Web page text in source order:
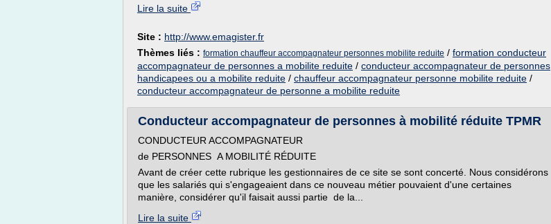
Lire la suite
Site : http://www.emagister.fr
Thèmes liés : formation chauffeur accompagnateur personnes mobilite reduite / formation conducteur
accompagnateur de personnes a mobilite reduite / conducteur accompagnateur de personnes
handicapees ou a mobilite reduite / chauffeur accompagnateur personne mobilite reduite /
conducteur accompagnateur de personne a mobilite reduite
Conducteur accompagnateur de personnes à mobilité réduite TPMR
CONDUCTEUR ACCOMPAGNATEUR
de PERSONNES A MOBILITÉ RÉDUITE
Avant de créer cette rubrique les gestionnaires de ce site se sont concerté. Nous considérons
que les salariés qui s'engageaient dans ce nouveau métier pouvaient d'une certaines
manière, considérer qu'il faisait aussi partie de la...
Lire la suite